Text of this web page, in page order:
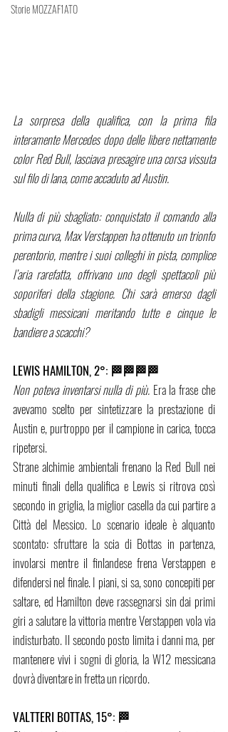
Storie MOZZAF1ATO
La sorpresa della qualifica, con la prima fila
interamente Mercedes dopo delle libere nettamente
color Red Bull, lasciava presagire una corsa vissuta
sul filo di lana, come accaduto ad Austin.
Nulla di più sbagliato: conquistato il comando alla
prima curva, Max Verstappen ha ottenuto un trionfo
perentorio, mentre i suoi colleghi in pista, complice
l’aria rarefatta, offrivano uno degli spettacoli più
soporiferi della stagione. Chi sarà emerso dagli
sbadigli messicani meritando tutte e cinque le
bandiere a scacchi?
LEWIS HAMILTON, 2°: 🏁🏁🏁🏁
Non poteva inventarsi nulla di più. Era la frase che
avevamo scelto per sintetizzare la prestazione di
Austin e, purtroppo per il campione in carica, tocca
ripetersi.
Strane alchimie ambientali frenano la Red Bull nei
minuti finali della qualifica e Lewis si ritrova così
secondo in griglia, la miglior casella da cui partire a
Città del Messico. Lo scenario ideale è alquanto
scontato: sfruttare la scia di Bottas in partenza,
involarsi mentre il finlandese frena Verstappen e
difendersi nel finale. I piani, si sa, sono concepiti per
saltare, ed Hamilton deve rassegnarsi sin dai primi
giri a salutare la vittoria mentre Verstappen vola via
indisturbato. Il secondo posto limita i danni ma, per
mantenere vivi i sogni di gloria, la W12 messicana
dovrà diventare in fretta un ricordo.
VALTTERI BOTTAS, 15°: 🏁